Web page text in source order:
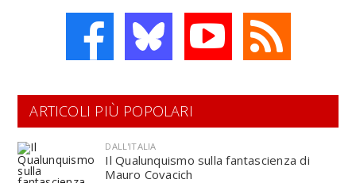
ARTICOLI PIÙ POPOLARI
DALL'ITALIA
Il Qualunquismo sulla fantascienza di
Mauro Covacich